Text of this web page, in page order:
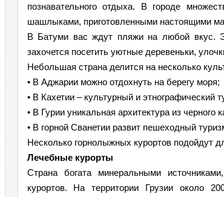
познавательного отдыха. В городе
шашлыками, приготовленными настоящими
В Батуми вас ждут пляжи на любой вкус.
захочется посетить уютные деревеньки,
Небольшая страна делится на несколько
• В Аджарии можно отдохнуть на берегу моря;
• В Кахетии – культурный и
• В Гурии уникальная архитектура из черного
• В горной Сванетии развит пешеходный
Несколько горнолыжных курортов подойдут
Лечебные курорты
Страна богата минеральными
курортов. На территории Грузии около